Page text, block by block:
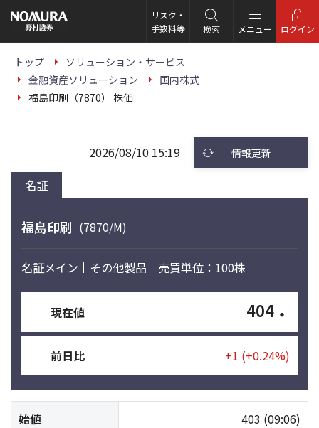
の
ー
リスク・
手数料等
検索 メニュー ログイン
トップ
ソリューション・サービス
金融資産ソリューション
国内株式
福島印刷（7870） 株価
名証
2026/08/10 15:19 情報更新
福島印刷 (7870/M)
名証メイン その他製品 売買単位：100株
現在値 404 ・
前日比 +1 (+0.24%)
始値 403 (09:06)